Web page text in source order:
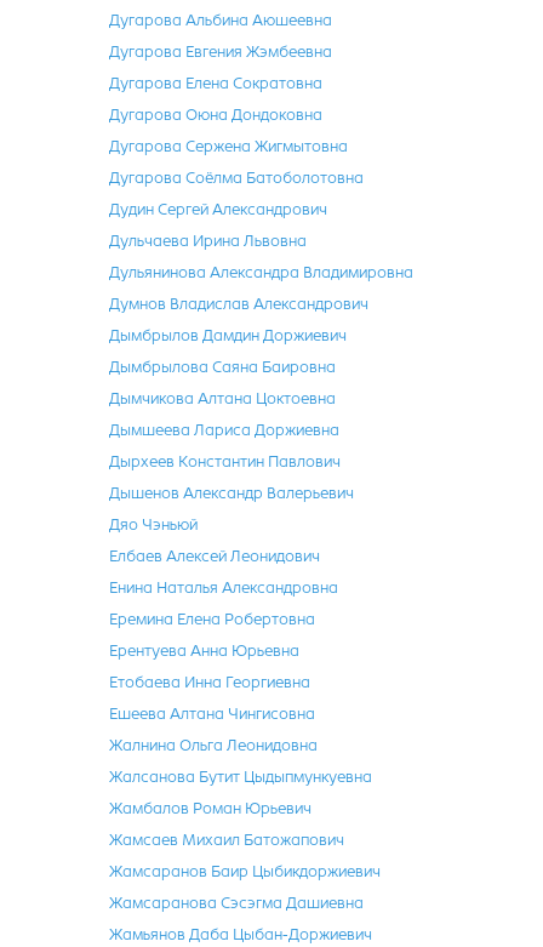
Дугарова Альбина Аюшеевна
Дугарова Евгения Жэмбеевна
Дугарова Елена Сократовна
Дугарова Оюна Дондоковна
Дугарова Сержена Жигмытовна
Дугарова Соёлма Батоболотовна
Дудин Сергей Александрович
Дульчаева Ирина Львовна
Дульянинова Александра Владимировна
Думнов Владислав Александрович
Дымбрылов Дамдин Доржиевич
Дымбрылова Саяна Баировна
Дымчикова Алтана Цоктоевна
Дымшеева Лариса Доржиевна
Дырхеев Константин Павлович
Дышенов Александр Валерьевич
Дяо Чэньюй
Елбаев Алексей Леонидович
Енина Наталья Александровна
Еремина Елена Робертовна
Ерентуева Анна Юрьевна
Етобаева Инна Георгиевна
Ешеева Алтана Чингисовна
Жалнина Ольга Леонидовна
Жалсанова Бутит Цыдыпмункуевна
Жамбалов Роман Юрьевич
Жамсаев Михаил Батожапович
Жамсаранов Баир Цыбикдоржиевич
Жамсаранова Сэсэгма Дашиевна
Жамьянов Даба Цыбан-Доржиевич